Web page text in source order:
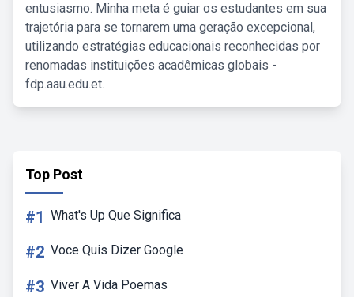
entusiasmo. Minha meta é guiar os estudantes em sua
trajetória para se tornarem uma geração excepcional,
utilizando estratégias educacionais reconhecidas por
renomadas instituições acadêmicas globais -
fdp.aau.edu.et.
Top Post
#1 What's Up Que Significa
#2 Voce Quis Dizer Google
#3 Viver A Vida Poemas